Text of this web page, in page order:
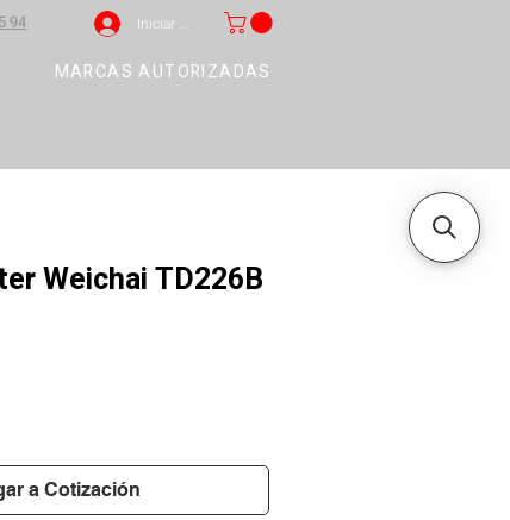
94 Iniciar sesión
MARCAS AUTORIZADAS
Weichai TD226B
a Cotización